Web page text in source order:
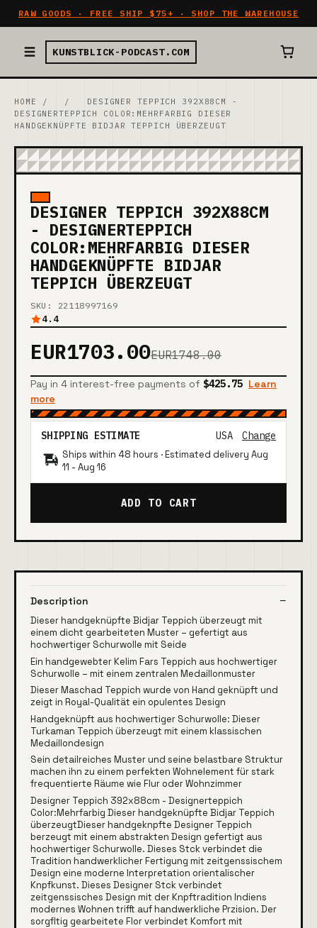
RAW GOODS · FREE SHIP $75+ · SHOP THE WAREHOUSE
KUNSTBLICK-PODCAST.COM
HOME / /
DESIGNER TEPPICH 392X88CM -
DESIGNERTEPPICH COLOR:MEHRFARBIG DIESER
HANDGEKNÜPFTE BIDJAR TEPPICH ÜBERZEUGT
DESIGNER TEPPICH 392X88CM
- DESIGNERTEPPICH
COLOR:MEHRFARBIG DIESER
HANDGEKNÜPFTE BIDJAR
TEPPICH ÜBERZEUGT
SKU: 22118997169
4.4
EUR1703.00EUR1748.00
Pay in 4 interest-free payments of $425.75 Learn
more
SHIPPING ESTIMATE USA Change
Ships within 48 hours · Estimated delivery Aug
11 - Aug 16
ADD TO CART
Description
Dieser handgeknüpfte Bidjar Teppich überzeugt mit
einem dicht gearbeiteten Muster – gefertigt aus
hochwertiger Schurwolle mit Seide
Ein handgewebter Kelim Fars Teppich aus hochwertiger
Schurwolle – mit einem zentralen Medaillonmuster
Dieser Maschad Teppich wurde von Hand geknüpft und
zeigt in Royal-Qualität ein opulentes Design
Handgeknüpft aus hochwertiger Schurwolle: Dieser
Turkaman Teppich überzeugt mit einem klassischen
Medaillondesign
Sein detailreiches Muster und seine belastbare Struktur
machen ihn zu einem perfekten Wohnelement für stark
frequentierte Räume wie Flur oder Wohnzimmer
Designer Teppich 392x88cm - Designerteppich
Color:Mehrfarbig Dieser handgeknüpfte Bidjar Teppich
überzeugtDieser handgeknpfte Designer Teppich
berzeugt mit einem abstrakten Design gefertigt aus
hochwertiger Schurwolle. Dieses Stck verbindet die
Tradition handwerklicher Fertigung mit zeitgenssischem
Design eine moderne Interpretation orientalischer
Knpfkunst. Dieses Designer Stck verbindet
zeitgenssisches Design mit der Knpftradition Indiens
modernes Wohnen trifft auf handwerkliche Przision. Der
sorgfltig gearbeitete Flor verbindet Komfort mit